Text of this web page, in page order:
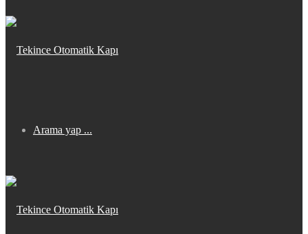
Arama yap ...